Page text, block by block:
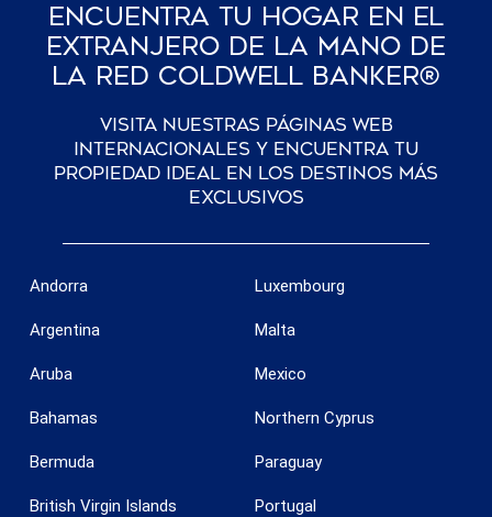
Encuentra Tu Hogar En El
Extranjero De La Mano De
La Red Coldwell Banker®
Visita nuestras páginas web
internacionales y encuentra tu
propiedad ideal en los destinos más
exclusivos
Andorra
Argentina
Aruba
Bahamas
Bermuda
British Virgin Islands
Luxembourg
Malta
Mexico
Northern Cyprus
Paraguay
Portugal